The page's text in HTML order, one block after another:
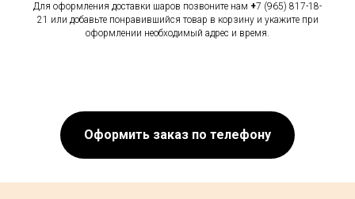
Для оформления доставки шаров позвоните нам +7 (965) 817-18-
21 или добавьте понравившийся товар в корзину и укажите при
оформлении необходимый адрес и время.
Оформить заказ по телефону